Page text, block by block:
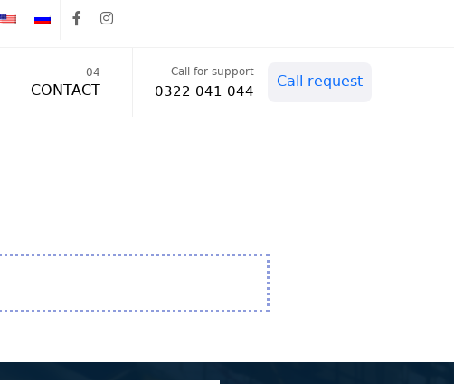
04
CONTACT
Call for support
0322 041 044 Call request